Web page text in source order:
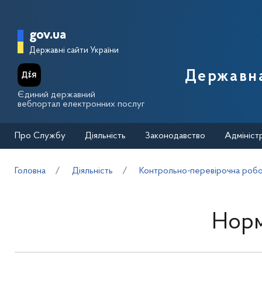
Головна сторінка Державної
gov.ua
Державні сайти України
Єдиний державний
вебпортал електронних послуг
Про Службу Діяльність Законодавство
Головна Діяльність Контрольно-перевірочна